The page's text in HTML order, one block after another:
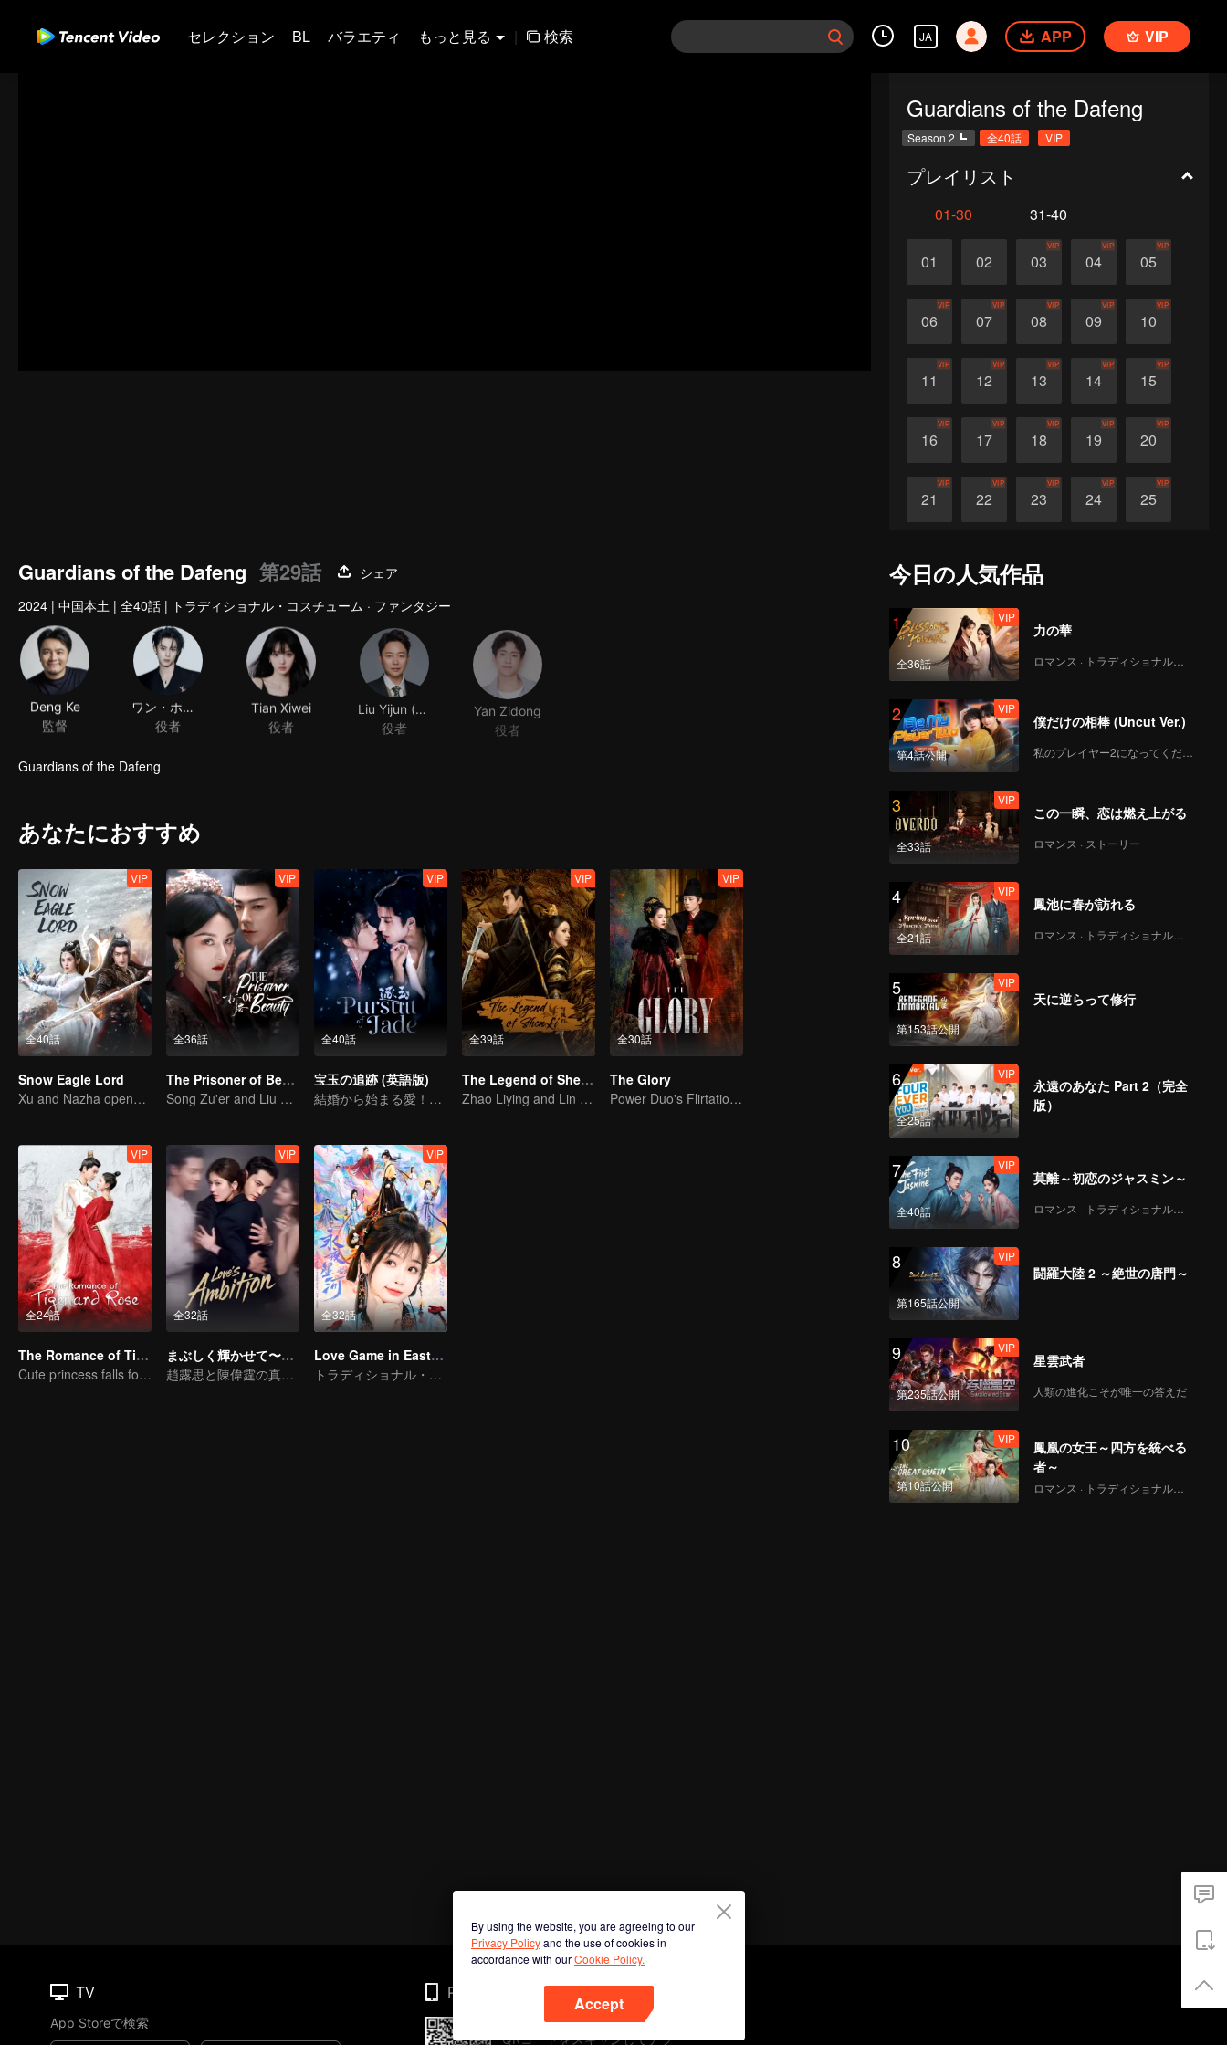
セレクション BL バラエティ もっと見る | 検索 JA APP VIP
Guardians of the Dafeng
Season 2 全40話 VIP
プレイリスト
01-30 31-40
01 02 03
VIP
04
VIP
05
VIP
06
VIP
07
VIP
08
VIP
09
VIP
10
VIP
11
VIP
12
VIP
13
VIP
14
VIP
15
VIP
16
VIP
17
VIP
18
VIP
19
VIP
20
VIP
21
VIP
22
VIP
23
VIP
24
VIP
25
VIP
Guardians of the Dafeng 第29話
シェア
2024 | 中国本土 | 全40話 | トラディショナル・コスチューム · ファンタジー
Deng Ke
監督
役者
Tian Xiwei
役者
役者
Yan Zidong
役者
Guardians of the Dafeng
あなたにおすすめ
全40話
VIP
Snow Eagle Lord
Xu and Nazha opens the world of hot-blooded transcendence
全36話
VIP
The Prisoner of Beauty
Song Zu'er and Liu Yuning's Family Feud and Romance
全40話
VIP
宝玉の追跡 (英語版)
結婚から始まる愛！硝煙が試す本当の想い
全39話
VIP
The Legend of ShenLi
Zhao Liying and Lin Gengxin Cooperate Again
全30話
VIP
The Glory
Power Duo's Flirtatious Game: Unraveling the Conspiracy
全24話
VIP
The Romance of Tiger and Rose (Thai Ver.)
Cute princess falls for the tsundere prince
全32話
VIP
まぶしく輝かせて〜恋の野心〜（英語吹替）
趙露思と陳偉霆の真実の愛の仮説
全32話
VIP
Love Game in Eastern Fantasy (English Ver.)
トラディショナル・コスチューム · ファンタジー
今日の人気作品
1
全36話
VIP
力の華
ロマンス · トラディショナル・コスチューム
2
第4話公開
VIP
僕だけの相棒 (Uncut Ver.)
私のプレイヤー2になってください
3
全33話
VIP
この一瞬、恋は燃え上がる
ロマンス · ストーリー
4
全21話
VIP
鳳池に春が訪れる
ロマンス · トラディショナル・コスチューム
5
第153話公開
VIP
天に逆らって修行
6
全25話
VIP
永遠のあなた Part 2（完全
版）
7
全40話
VIP
莫離～初恋のジャスミン～
ロマンス · トラディショナル・コスチューム
8
第165話公開
VIP
闘羅大陸 2 ～絶世の唐門～
9
第235話公開
VIP
星雲武者
人類の進化こそが唯一の答えだ
10
第10話公開
VIP
鳳凰の女王～四方を統べる
者～
ロマンス · トラディショナル・コスチューム · ファンタジー
By using the website, you are agreeing to our
Privacy Policyand the use of cookies in
accordance with ourCookie Policy.
Accept
TV
App Storeで検索
Phone
QRコードをスキャンしてアプ